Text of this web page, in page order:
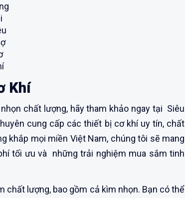
Khí
chất lượng, hãy tham khảo ngay tại Siêu
cung cấp các thiết bị cơ khí uy tín, chất
khắp mọi miền Việt Nam, chúng tôi sẽ mang
tối ưu và những trải nghiệm mua sắm tinh
chất lượng, bao gồm cả kìm nhọn. Bạn có thể